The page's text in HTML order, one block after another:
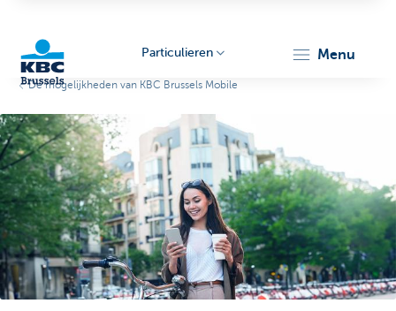
Brussels
Particulieren menu
De mogelijkheden van KBC Brussels Mobile